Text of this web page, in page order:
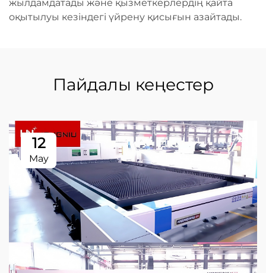
жылдамдатады және қызметкерлердің қайта
оқытылуы кезіндегі үйрену қисығын азайтады.
Пайдалы кеңестер
12
May